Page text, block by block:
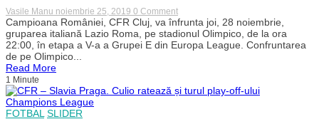
casă”!
Intrare
liberă
meci
Vasile Manu noiembrie 25, 2019 0 Commenton
CFR
Cluj,
la
un
europeană.
Campioana României, CFR Cluj, va înfrunta joi, 28 noiembrie,
gruparea italiană Lazio Roma, pe stadionul Olimpico, de la ora
22:00, în etapa a V-a a Grupei E din Europa League. Confruntarea
de pe Olimpico...
Read More
1 Minute
FOTBAL SLIDER